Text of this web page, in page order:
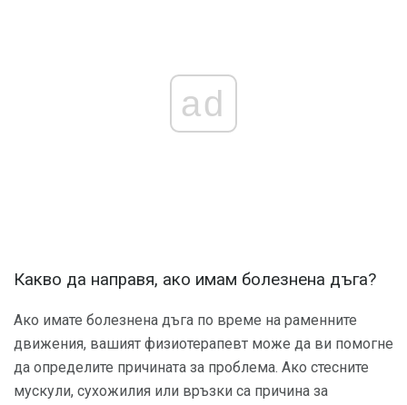
ad
Какво да направя, ако имам болезнена дъга?
Ако имате болезнена дъга по време на раменните
движения, вашият физиотерапевт може да ви помогне
да определите причината за проблема. Ако стесните
мускули, сухожилия или връзки са причина за